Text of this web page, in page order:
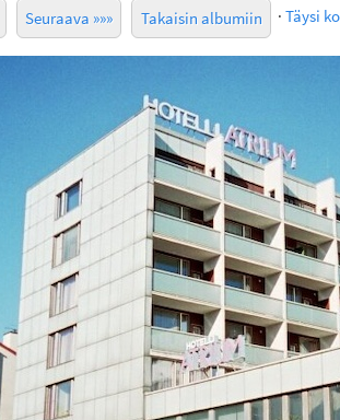
Seuraava »»» Takaisin albumiin · Täysi